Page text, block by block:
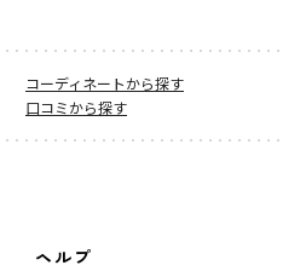
コーディネートから探す
口コミから探す
ヘルプ